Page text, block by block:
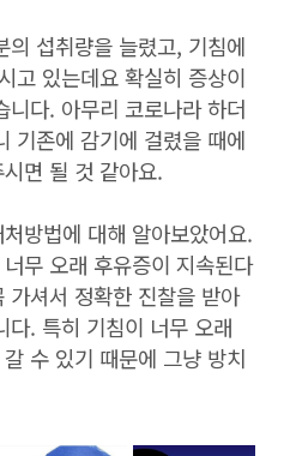
섭취량을 늘렸고, 기침에
고 있는데요 확실히 증상이
다. 아무리 코로나라 하더
기존에 감기에 걸렸을 때에
면 될 것 같아요.
방법에 대해 알아보았어요.
무 오래 후유증이 지속된다
가셔서 정확한 진찰을 받아
다. 특히 기침이 너무 오래
수 있기 때문에 그냥 방치